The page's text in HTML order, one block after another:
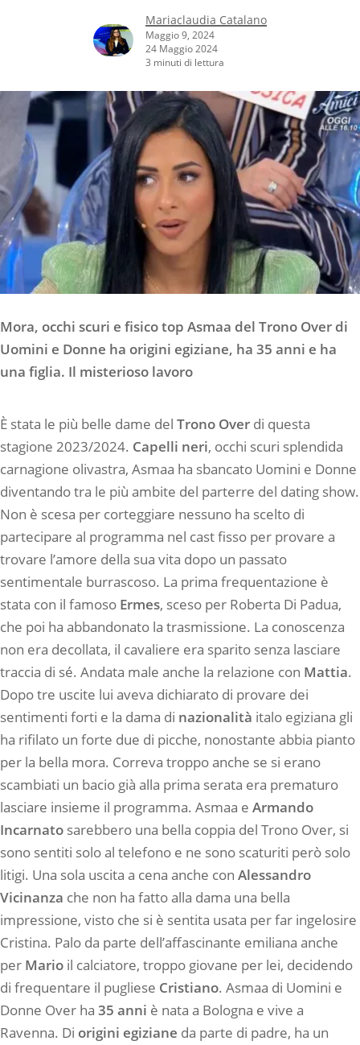
Mariaclaudia Catalano
Maggio 9, 2024
24 Maggio 2024
3 minuti di lettura
Mora, occhi scuri e fisico top Asmaa del Trono Over di
Uomini e Donne ha origini egiziane, ha 35 anni e ha
una figlia. Il misterioso lavoro
È stata le più belle dame del Trono Over di questa
stagione 2023/2024. Capelli neri, occhi scuri splendida
carnagione olivastra, Asmaa ha sbancato Uomini e Donne
diventando tra le più ambite del parterre del dating show.
Non è scesa per corteggiare nessuno ha scelto di
partecipare al programma nel cast fisso per provare a
trovare l’amore della sua vita dopo un passato
sentimentale burrascoso. La prima frequentazione è
stata con il famoso Ermes, sceso per Roberta Di Padua,
che poi ha abbandonato la trasmissione. La conoscenza
non era decollata, il cavaliere era sparito senza lasciare
traccia di sé. Andata male anche la relazione con Mattia.
Dopo tre uscite lui aveva dichiarato di provare dei
sentimenti forti e la dama di nazionalità italo egiziana gli
ha rifilato un forte due di picche, nonostante abbia pianto
per la bella mora. Correva troppo anche se si erano
scambiati un bacio già alla prima serata era prematuro
lasciare insieme il programma. Asmaa e Armando
Incarnato sarebbero una bella coppia del Trono Over, si
sono sentiti solo al telefono e ne sono scaturiti però solo
litigi. Una sola uscita a cena anche con Alessandro
Vicinanza che non ha fatto alla dama una bella
impressione, visto che si è sentita usata per far ingelosire
Cristina. Palo da parte dell’affascinante emiliana anche
per Mario il calciatore, troppo giovane per lei, decidendo
di frequentare il pugliese Cristiano. Asmaa di Uomini e
Donne Over ha 35 anni è nata a Bologna e vive a
Ravenna. Di origini egiziane da parte di padre, ha un